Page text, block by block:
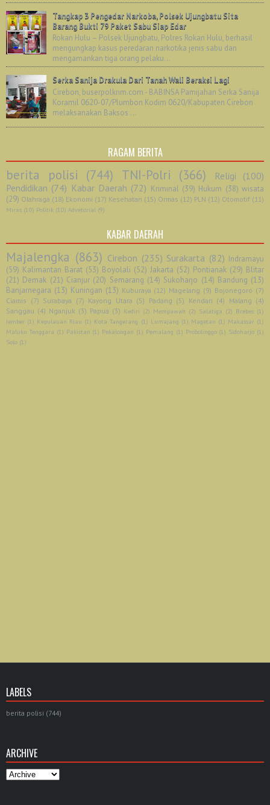
Tangkap 3 Pengedar Narkoba, Polsek Ujungbatu Sita
Barang Bukti 79 Paket Sabu Siap Edar
Rokan Hulu – Polsek Ujungbatu, Polres Rokan Hulu, berhasil
mengungkap kasus peredaran narkotika jenis sabu dan
mengamankan tiga orang pelaku...
Serka Sanija Drakula Dari Tanah Wali Beraksi Lagi
Cirebon, buserpolkrim.com - BABINSA Pamijahan Serka Sanija
Koramil 0620-07/Plumbon Kodim 0620/Kabupaten Cirebon
melaksanakan Baksos ...
RAGAM BERITA
berita polisi (744) TNI-Polri (366) Religi
(100)
Pendidikan (74) Kabar Daerah (72) Kriminal (39) Hukum (38) wisata
(29) Olahraga (18) Ekonomi (17) Kesehatan (15) Ormas (12) PLN (12) Otomotif (11)
Miras (10) Politik (10) Advetorial (9)
KABAR DAERAH
Majalengka (863) Cirebon (235) Surakarta (82) Indramayu
(59) Kalimantan Barat (53) Boyolali (52) Jakarta (52) Pontianak (29) Blitar
(21) Demak (21) Cianjur (20) Semarang (14) Sukoharjo (14) Bandung (13)
Banjarnegara (13) Kuningan (13) Kuburaya (12) Magelang (9) Bojonegoro (7)
Ciamis (7) Surabaya (7) Kayong Utara (5) Padang (5) Kendari (4) Malang (4)
Sanggau (4) Nganjuk (3) Papua (3) Kediri (2) Mempawah (2) Salatiga (2) Brebes (1)
Jember (1) Kepulauan Riau (1) Kota Tangerang (1) Lumajang (1) Magetan (1) Makassar (1)
Maluku Tenggara (1) Pakistan (1) Pekalongan (1) Pemalang (1) Probolinggo (1) Sidoharjo (1)
Solo (1)
LABELS
berita polisi (744)
ARCHIVE